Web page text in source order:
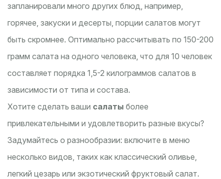
запланировали много других блюд, например,
горячее, закуски и десерты, порции салатов могут
быть скромнее. Оптимально рассчитывать по 150-200
грамм салата на одного человека, что для 10 человек
составляет порядка 1,5-2 килограммов салатов в
зависимости от типа и состава.
Хотите сделать ваши салаты более
привлекательными и удовлетворить разные вкусы?
Задумайтесь о разнообразии: включите в меню
несколько видов, таких как классический оливье,
легкий цезарь или экзотический фруктовый салат.